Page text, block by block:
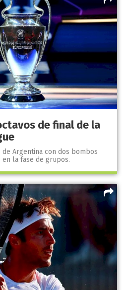
de final de la
de Argentina con dos bombos
la fase de grupos.